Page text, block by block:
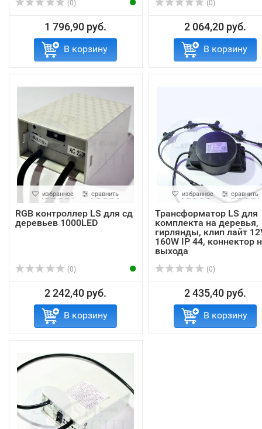
(0)
1 796,90 руб.
В корзину
(0)
2 064,20 руб.
В корзину
избранное сравнить
RGB контроллер LS для сд
деревьев 1000LED
(0)
2 242,40 руб.
В корзину
избранное сравнить
Трансформатор LS для
комплекта на деревья,
гирлянды, клип лайт
160W IP 44, коннектор
выхода
(0)
2 435,40 руб.
В корзину